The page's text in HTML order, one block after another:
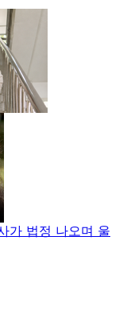
가 법정 나오며 울